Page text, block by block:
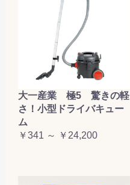
大一産業 極5 驚きの軽
さ！小型ドライバキュー
ム
￥341 ～ ￥24,200